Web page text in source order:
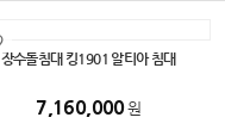
장수돌침대 킹1901 알티아 침대
7,160,000원